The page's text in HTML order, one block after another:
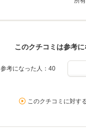
このクチコミは参考
参考になった人：40
このクチコミに対す